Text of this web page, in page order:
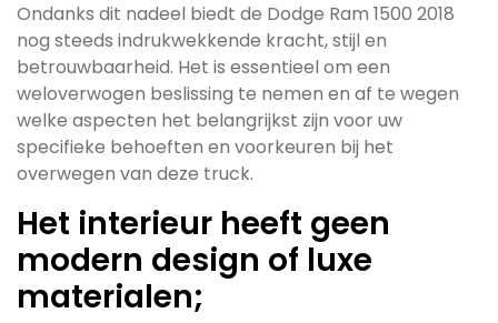
Ondanks dit nadeel biedt de Dodge Ram 1500 2018
nog steeds indrukwekkende kracht, stijl en
betrouwbaarheid. Het is essentieel om een
weloverwogen beslissing te nemen en af te wegen
welke aspecten het belangrijkst zijn voor uw
specifieke behoeften en voorkeuren bij het
overwegen van deze truck.
Het interieur heeft geen
modern design of luxe
materialen;